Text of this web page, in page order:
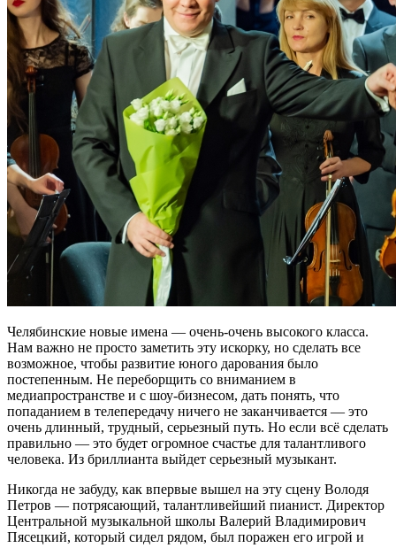
Челябинские новые имена — очень-очень высокого класса.
Нам важно не просто заметить эту искорку, но сделать все
возможное, чтобы развитие юного дарования было
постепенным. Не переборщить со вниманием в
медиапространстве и с шоу-бизнесом, дать понять, что
попаданием в телепередачу ничего не заканчивается — это
очень длинный, трудный, серьезный путь. Но если всё сделать
правильно — это будет огромное счастье для талантливого
человека. Из бриллианта выйдет серьезный музыкант.
Никогда не забуду, как впервые вышел на эту сцену Володя
Петров — потрясающий, талантливейший пианист. Директор
Центральной музыкальной школы Валерий Владимирович
Пясецкий, который сидел рядом, был поражен его игрой и